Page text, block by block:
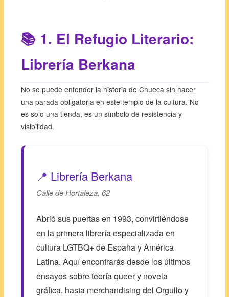
📚 1. El Refugio Literario:
Librería Berkana
No se puede entender la historia de Chueca sin hacer
una parada obligatoria en este templo de la cultura. No
es solo una tienda, es un símbolo de resistencia y
visibilidad.
📍 Librería Berkana
Calle de Hortaleza, 62
Abrió sus puertas en 1993, convirtiéndose
en la primera librería especializada en
cultura LGTBQ+ de España y América
Latina. Aquí encontrarás desde los últimos
ensayos sobre teoría queer y novela
gráfica, hasta merchandising del Orgullo y